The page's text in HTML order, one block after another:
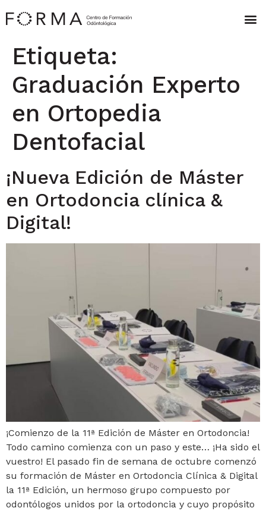
Etiqueta:
Graduación Experto
en Ortopedia
Dentofacial
¡Nueva Edición de Máster
en Ortodoncia clínica &
Digital!
¡Comienzo de la 11ª Edición de Máster en Ortodoncia!
Todo camino comienza con un paso y este… ¡Ha sido el
vuestro! El pasado fin de semana de octubre comenzó
su formación de Máster en Ortodoncia Clínica & Digital
la 11ª Edición, un hermoso grupo compuesto por
odontólogos unidos por la ortodoncia y cuyo propósito